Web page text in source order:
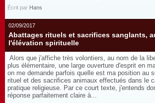
Écrit par Hans
02/09/2017
Abattages rituels et sacrifices sanglants,
l'élévation spirituelle
Alors que j'affiche très volontiers, au nom de la
plus élémentaire, une large ouverture d'esprit en
on me demande parfois quelle est ma position au
rituel et des sacrifices animaux effectués dans le
pratique religieuse. Par ce court texte, j'entends
réponse parfaitement claire à...